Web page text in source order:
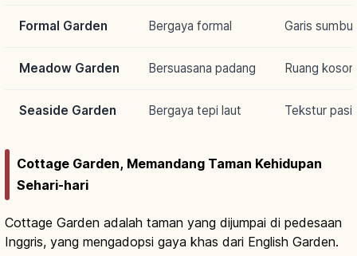
Formal Garden Bergaya formal Garis
Meadow Garden Bersuasana padang Ruang
Seaside Garden Bergaya tepi laut Tekstur
Cottage Garden, Memandang Taman Kehidupan
Sehari-hari
Cottage Garden adalah taman yang dijumpai di pedesaan
Inggris, yang mengadopsi gaya khas dari English Garden.